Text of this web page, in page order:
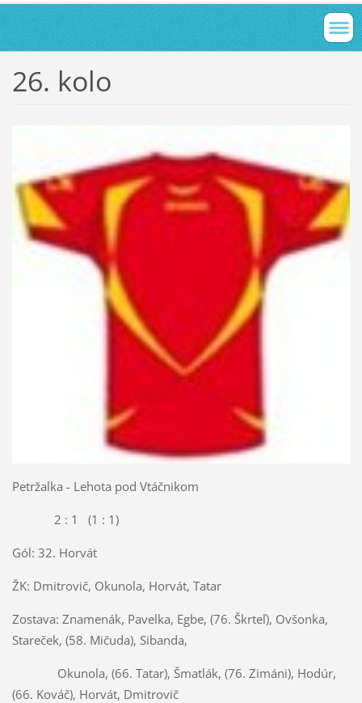
26. kolo
Petržalka - Lehota pod Vtáčnikom
2 : 1 (1 : 1)
Gól: 32. Horvát
ŽK: Dmitrovič, Okunola, Horvát, Tatar
Zostava: Znamenák, Pavelka, Egbe, (76. Škrteľ), Ovšonka,
Stareček, (58. Mičuda), Sibanda,
Okunola, (66. Tatar), Šmatlák, (76. Zimáni), Hodúr,
(66. Kováč), Horvát, Dmitrovič